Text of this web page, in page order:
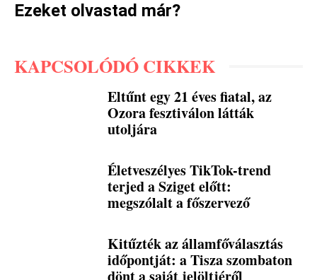
Ezeket olvastad már?
KAPCSOLÓDÓ CIKKEK
Eltűnt egy 21 éves fiatal, az
Ozora fesztiválon látták
utoljára
Életveszélyes TikTok-trend
terjed a Sziget előtt:
megszólalt a főszervező
Kitűzték az államfőválasztás
időpontját: a Tisza szombaton